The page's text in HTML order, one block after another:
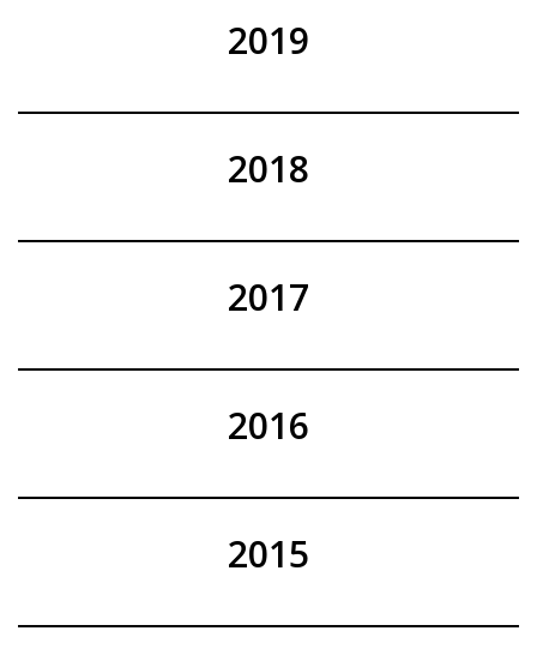
2019
2018
2017
2016
2015